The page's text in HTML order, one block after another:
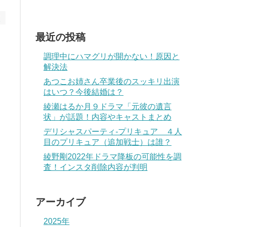
最近の投稿
調理中にハマグリが開かない！原因と
解決法
あつこお姉さん卒業後のスッキリ出演
はいつ？今後結婚は？
綾瀬はるか月９ドラマ「元彼の遺言
状」が話題！内容やキャストまとめ
デリシャスパーティ-プリキュア ４人
目のプリキュア（追加戦士）は誰？
綾野剛2022年ドラマ降板の可能性を調
査！インスタ削除内容が判明
アーカイブ
2025年